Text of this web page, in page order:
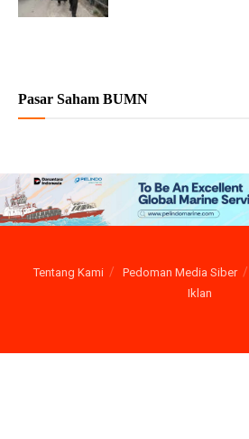
Pasar Saham BUMN
Tentang Kami Pedoman Media Siber
Iklan